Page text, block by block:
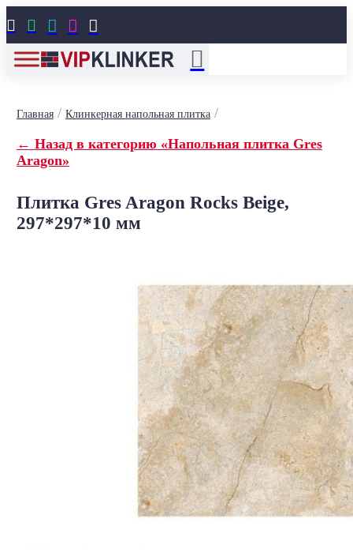
    
Главная/ Клинкерная напольная плитка/
← Назад в категорию «Напольная плитка Gres
Aragon»
Плитка Gres Aragon Rocks Beige,
297*297*10 мм